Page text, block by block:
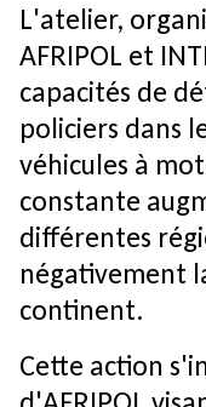
L'atelier,
AFRIPOL et
capacités de
policiers dans
véhicules à
constante
différentes
négativement
continent.
Cette action